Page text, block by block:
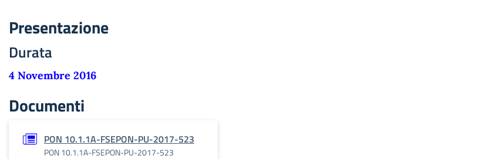
Presentazione
Durata
4 Novembre 2016
Documenti
PON 10.1.1A-FSEPON-PU-2017-523
PON 10.1.1A-FSEPON-PU-2017-523